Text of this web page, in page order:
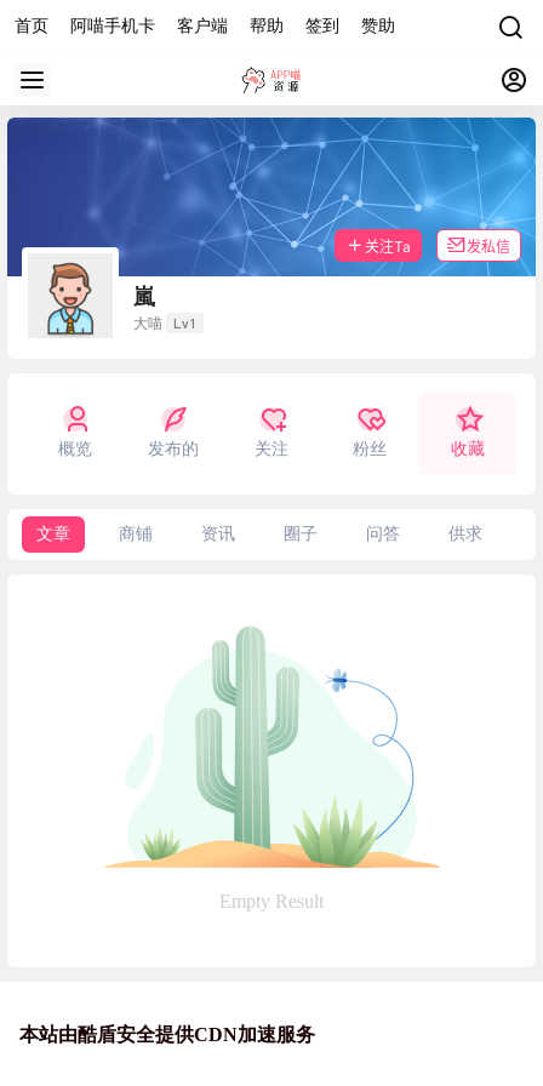
首页 阿喵手机卡 客户端 帮助 签到 赞助
嵐
大喵 Lv1
关注Ta 发私信
概览 发布的 关注 粉丝 收藏
文章 商铺 资讯 圈子 问答 供求
Empty Result
本站由酷盾安全提供CDN加速服务